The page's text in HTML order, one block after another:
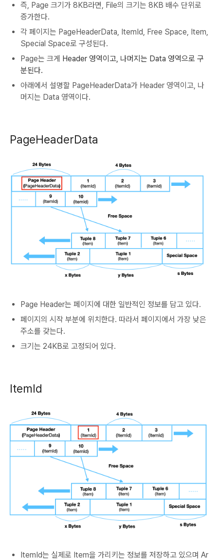
즉, Page 크기가 8KB라면, File의 크기는 8KB 배수 단위로
증가한다.
각 페이지는 PageHeaderData, ItemId, Free Space, Item,
Special Space로 구성된다.
Page는 크게 Header 영역이고, 나머지는 Data 영역으로 구
분된다.
아래에서 설명할 PageHeaderData가 Header 영역이고, 나
머지는 Data 영역이다.
PageHeaderData
Page Header는 페이지에 대한 일반적인 정보를 담고 있다.
페이지의 시작 부분에 위치한다. 따라서 페이지에서 가장 낮은
주소를 갖는다.
크기는 24KB로 고정되어 있다.
ItemId
ItemId는 실제로 Item을 가리키는 정보를 저장하고 있으며 Ar